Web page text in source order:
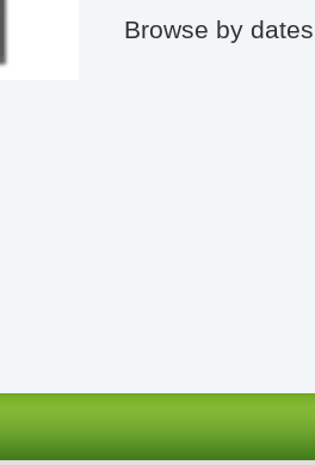
Browse by